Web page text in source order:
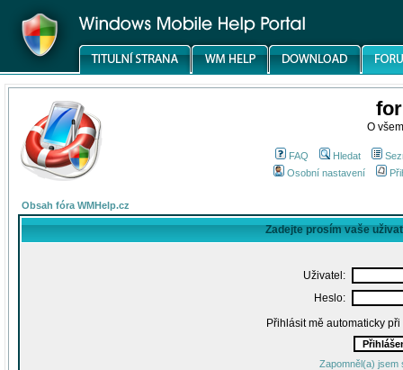
O
FAQ Hledat
Osobní nastavení
Obsah fóra WMHelp.cz
Zadejte prosím vaše
Uživatel:
Heslo:
Přihlásit mě automaticky
Zapomněl(a) jsem